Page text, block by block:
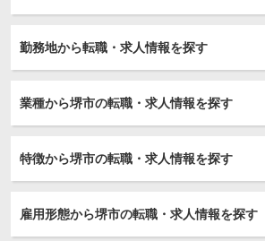
勤務地から転職・求人情報を探す
業種から堺市の転職・求人情報を探す
特徴から堺市の転職・求人情報を探す
雇用形態から堺市の転職・求人情報を探す